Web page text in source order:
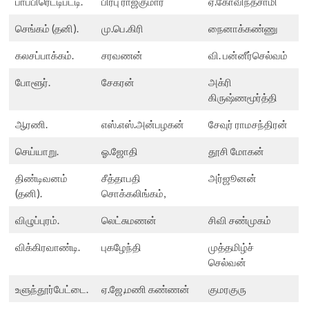
செங்கம் (தனி). மு.பெ.கிரி நைனாக்கண்ணு
கலசப்பாக்கம். சரவணன் வி. பன்னீர்செல்வம்
போளூர். சேகரன்
அக்ரி
கிருஷ்ணமூர்த்தி
ஆரணி. எஸ்.எஸ்.அன்பழகன் சேவுர் ராமசந்திரன்
செய்யாறு. ஓ.ஜோதி தூசி மோகன்
திண்டிவனம்
(தனி).
சீத்தாபதி
சொக்கலிங்கம்,
அர்ஜூனன்
விழுப்புரம். லெட்சுமணன் சிவி சண்முகம்
விக்கிரவாண்டி. புகழேந்தி
முத்தமிழ்ச்
செல்வன்
உளுந்தூர்பேட்டை. ஏ.ஜே,மணி கண்ணன் குமரகுரு